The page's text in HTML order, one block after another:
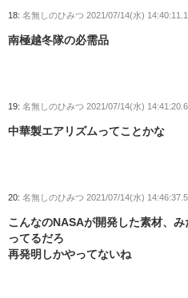
18: 名無しのひみつ 2021/07/14(水)
南極越冬隊の必需品
19: 名無しのひみつ 2021/07/14(水)
中華製エアリズムってことかな
20: 名無しのひみつ 2021/07/14(水)
こんなのNASAが開発した素材、
ってるだろ
再発明しかやってないね